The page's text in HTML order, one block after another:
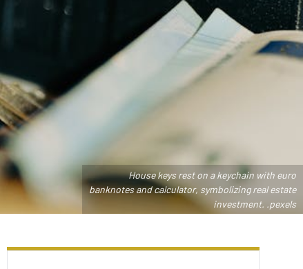
House keys rest on a keychain with euro
banknotes and calculator, symbolizing real estate
investment. .pexels